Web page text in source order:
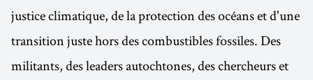
justice climatique, de la protection des océans et d'une
transition juste hors des combustibles fossiles. Des
militants, des leaders autochtones, des chercheurs et